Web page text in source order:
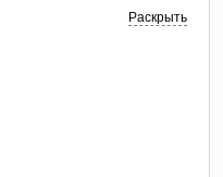
Раскрыть